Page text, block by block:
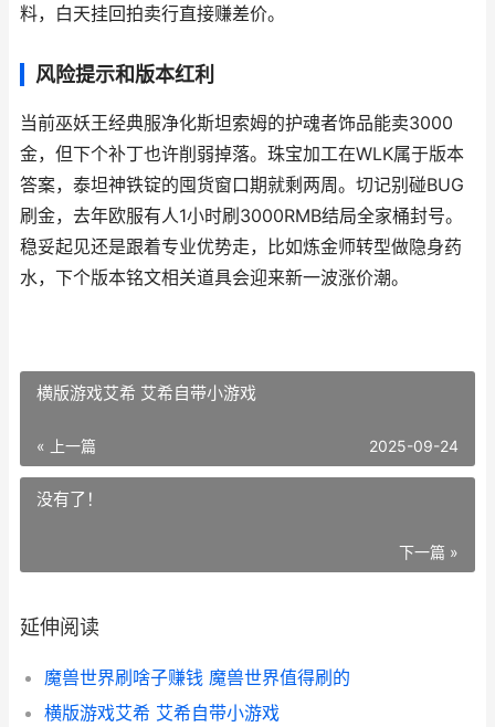
料，白天挂回拍卖行直接赚差价。
风险提示和版本红利
当前巫妖王经典服净化斯坦索姆的护魂者饰品能卖3000
金，但下个补丁也许削弱掉落。珠宝加工在WLK属于版本
答案，泰坦神铁锭的囤货窗口期就剩两周。切记别碰BUG
刷金，去年欧服有人1小时刷3000RMB结局全家桶封号。
稳妥起见还是跟着专业优势走，比如炼金师转型做隐身药
水，下个版本铭文相关道具会迎来新一波涨价潮。
横版游戏艾希 艾希自带小游戏
« 上一篇 2025-09-24
没有了！
下一篇 »
延伸阅读
魔兽世界刷啥子赚钱 魔兽世界值得刷的
横版游戏艾希 艾希自带小游戏